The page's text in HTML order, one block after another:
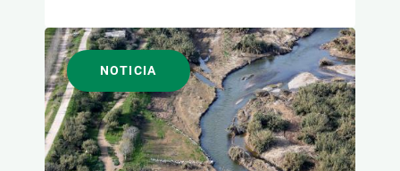
NOTICIA